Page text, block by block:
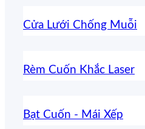
Cửa Lưới Chống Muỗi
Rèm Cuốn Khắc Laser
Bạt Cuốn - Mái Xếp